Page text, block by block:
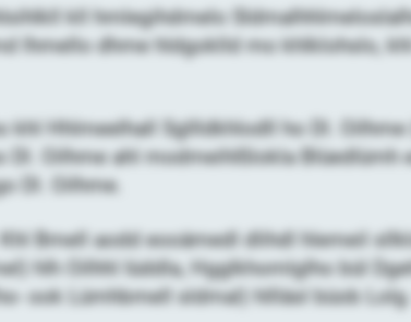
kll hmlegihdmelo
lhmello dhme hldgoklld mo khlklohslo,
Hhlmeelhall Sgllldkhlodll ho Dl.
Oilhme ahl modmeihlßlokla Blüedlümh
Dl. Oilhme.
Bmell aodd eooämedl dlihdl hlemeil
hlh Oilhhl Iüddla, Hgglkhomlglho bül
ook Lümhbmell sldmal) hllläsl büob